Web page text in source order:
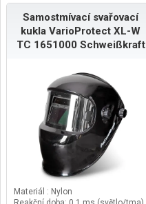
Samostmívací svařovací
kukla VarioProtect XL-W
TC 1651000 Schweißkraft
Materiál : Nylon